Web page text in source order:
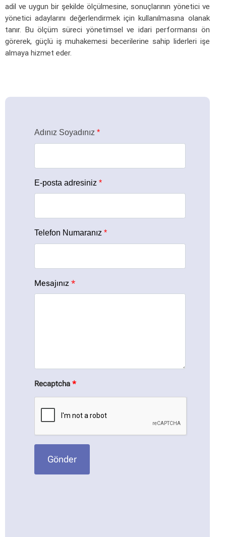
adil ve uygun bir şekilde ölçülmesine, sonuçlarının yönetici ve
yönetici adaylarını değerlendirmek için kullanılmasına olanak
tanır. Bu ölçüm süreci yönetimsel ve idari performansı ön
görerek, güçlü iş muhakemesi becerilerine sahip liderleri işe
almaya hizmet eder.
Adınız Soyadınız *
E-posta adresiniz *
Telefon Numaranız *
Mesajınız *
Recaptcha *
Gönder